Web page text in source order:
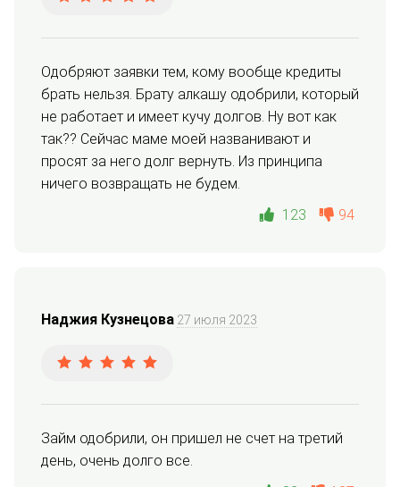
Одобряют заявки тем, кому вообще кредиты
брать нельзя. Брату алкашу одобрили, который
не работает и имеет кучу долгов. Ну вот как
так?? Сейчас маме моей названивают и
просят за него долг вернуть. Из принципа
ничего возвращать не будем.
123
94
Наджия Кузнецова 27 июля 2023
Займ одобрили, он пришел не счет на третий
день, очень долго все.